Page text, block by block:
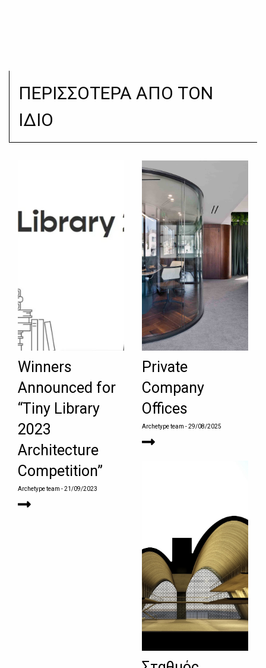
ΠΕΡΙΣΣΟΤΕΡΑ ΑΠΟ ΤΟΝ
ΙΔΙΟ
Winners
Announced for
“Tiny Library
2023
Architecture
Competition”
Archetype team - 21/09/2023
Private
Company
Offices
Archetype team - 29/08/2025